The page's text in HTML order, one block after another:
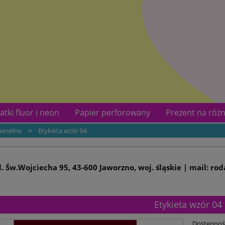
fluor i neon Papier perforowany
Prezent na
Kontakt
» Etykieta wzór 04
Św.Wojciecha 95, 43-600 Jaworzno, woj. śląskie | mail:
Etykieta wzór 04